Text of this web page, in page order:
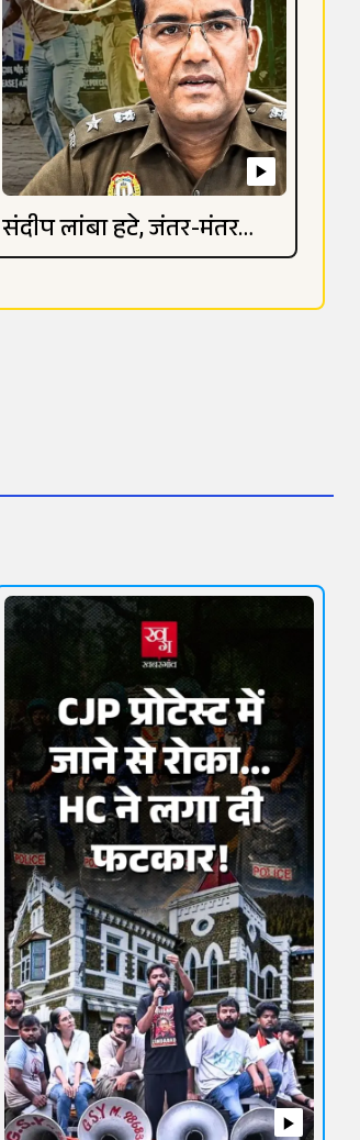
संदीप लांबा हटे, जंतर-मंतर
विवाद गहराया